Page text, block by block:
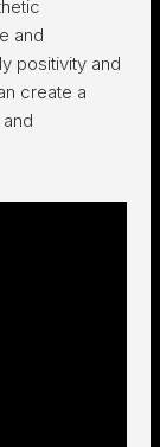
and
positivity and
create a